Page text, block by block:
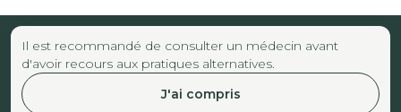
Il est recommandé de consulter un médecin avant
d'avoir recours aux pratiques alternatives.
J'ai compris